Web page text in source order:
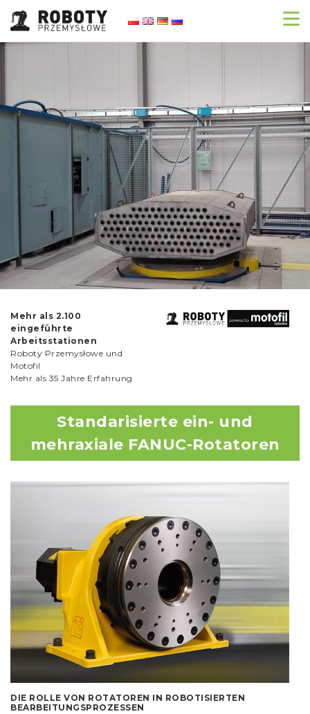
Mehr als 2.100
eingeführte
Arbeitsstationen
Roboty Przemysłowe und
Motofil
Mehr als 35 Jahre Erfahrung
Standarisierte ein- und
mehraxiale FANUC-Rotatoren
DIE ROLLE VON ROTATOREN IN ROBOTISIERTEN
BEARBEITUNGSPROZESSEN